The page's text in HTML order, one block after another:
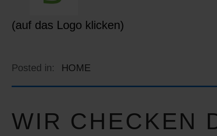
(auf das Logo klicken)
Posted in: HOME
WIR CHECKEN